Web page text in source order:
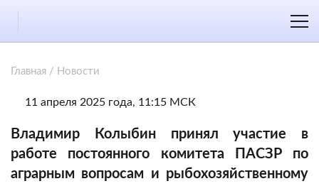
Главная / Новости
11 апреля 2025 года, 11:15 МСК
Владимир Колыбин принял участие в
работе постоянного комитета ПАСЗР по
аграрным вопросам и рыбохозяйственному